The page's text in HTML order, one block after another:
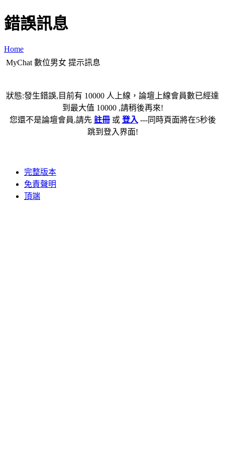
錯誤訊息
Home
MyChat 數位男女 提示訊息
狀態:發生錯誤,目前有 10000 人上線，論壇上線會員數已經達
到最大值 10000 ,請稍後再來!
您還不是論壇會員,請先 註冊或 登入 ---同時頁面將在5秒後
跳到登入界面!
完整版本
免責聲明
頂端